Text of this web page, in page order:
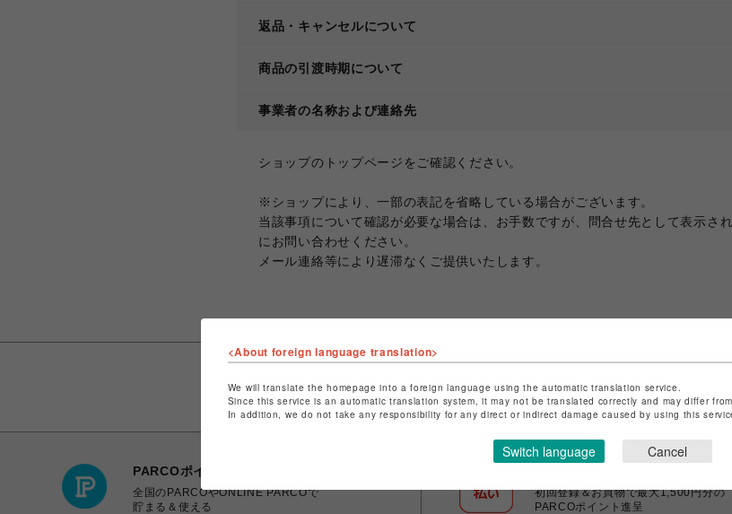
返品・キャンセルについて
商品の引渡時期について
事業者の名称および連絡先
ショップのトップページをご確認ください。
※ショップにより、一部の表記を省略している場合がございます。
当該事項について確認が必要な場合は、お手数ですが、問合せ先として表示さ
にお問い合わせください。
メール連絡等により遅滞なくご提供いたします。
PARCOポイント
全国のPARCOやONLINE PARCOで
貯まる＆使える
初回登録＆お買物で最大1,500円分の
PARCOポイント進呈
<About foreign language translation>
We will translate the homepage into a foreign language using the automatic translation service.
Since this service is an automatic translation system, it may not be translated correctly and may differ
In addition, we do not take any responsibility for any direct or indirect damage caused by using this
Switch language Cancel